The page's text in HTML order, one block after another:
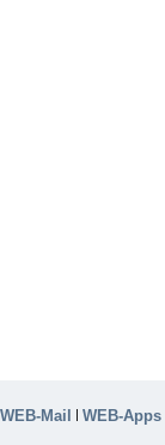
WEB-Mail | WEB-Apps